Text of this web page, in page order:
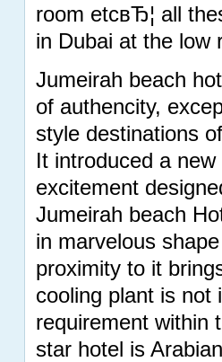
room etcвЂ¦ all
in Dubai at the low
Jumeirah beach
of authencity,
style destinations
It introduced a
excitement
Jumeirah beach
in marvelous
proximity to it
cooling plant is not
requirement within
star hotel is